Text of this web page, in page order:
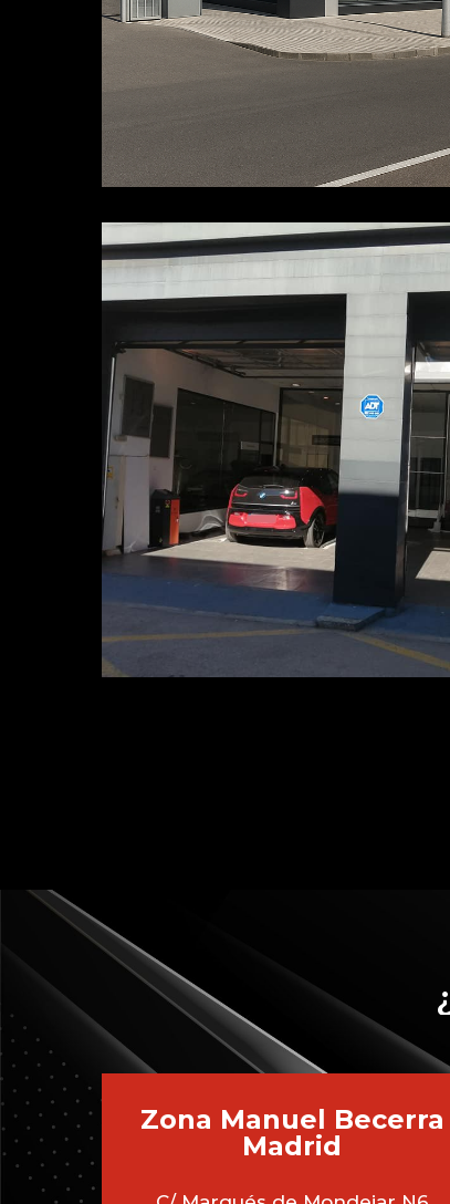
Zona Manuel Becerra
Madrid